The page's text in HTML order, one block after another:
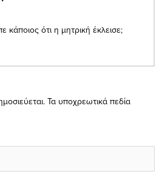
κάποιος ότι η μητρική έκλεισε;
Τα υποχρεωτικά πεδία